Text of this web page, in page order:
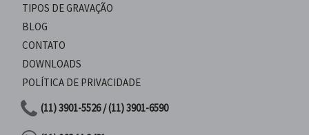
TIPOS DE GRAVAÇÃO
BLOG
CONTATO
DOWNLOADS
POLÍTICA DE PRIVACIDADE
(11) 3901-5526 / (11) 3901-6590